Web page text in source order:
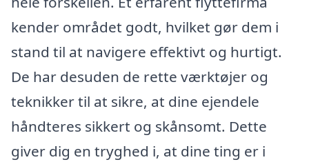
kender området godt, hvilket gør dem i
stand til at navigere effektivt og hurtigt.
De har desuden de rette værktøjer og
teknikker til at sikre, at dine ejendele
håndteres sikkert og skånsomt. Dette
giver dig en tryghed i, at dine ting er i